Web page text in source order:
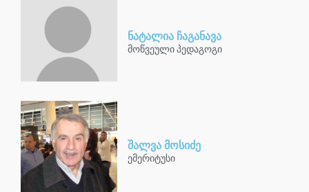
ნატალია ჩაგანავა
მოწვეული პედაგოგი
შალვა მოსიძე
ემერიტუსი